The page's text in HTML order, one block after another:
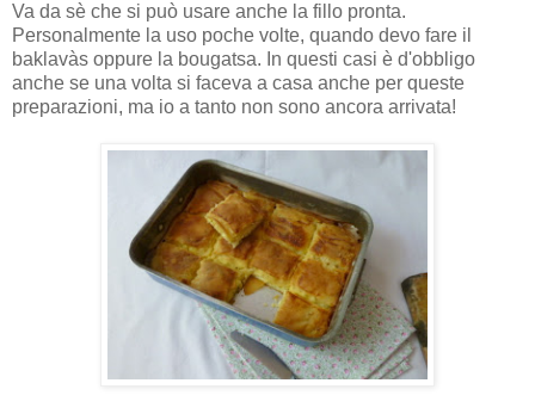
Va da sè che si può usare anche la fillo pronta.
Personalmente la uso poche volte, quando devo fare il
baklavàs oppure la bougatsa. In questi casi è d'obbligo
anche se una volta si faceva a casa anche per queste
preparazioni, ma io a tanto non sono ancora arrivata!